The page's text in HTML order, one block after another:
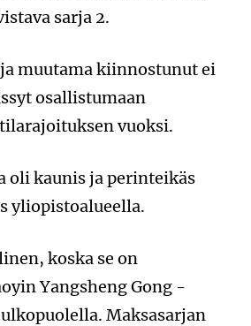
sarja 2.
muutama kiinnostunut ei
osallistumaan
vuoksi.
oli kaunis ja perinteikäs
yliopistoalueella.
koska se on
Yangsheng Gong -
Maksasarjan